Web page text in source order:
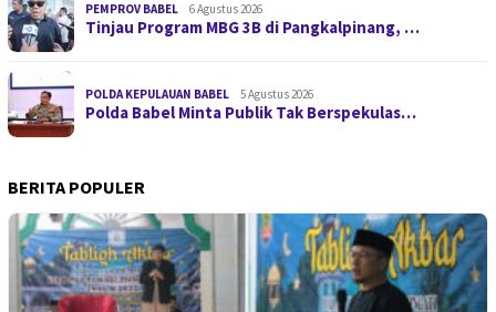
PEMPROV BABEL 6 Agustus 2026
Tinjau Program MBG 3B di Pangkalpinang, …
POLDA KEPULAUAN BABEL 5 Agustus 2026
Polda Babel Minta Publik Tak Berspekulas…
BERITA POPULER